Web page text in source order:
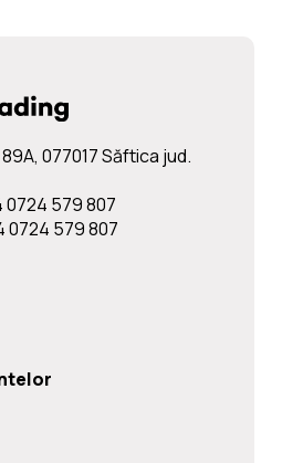
077017 Săftica jud.
579 807
0724 579 807